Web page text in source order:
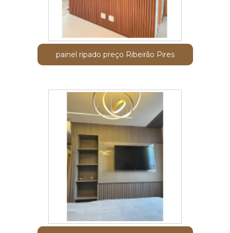
painel ripado preço Ribeirão Pires